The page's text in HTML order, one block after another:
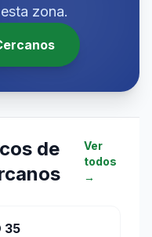
zona.
de
Ver
todos
→
35